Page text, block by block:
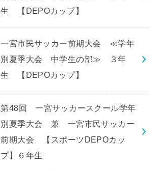
生 【DEPOカップ】
一宮市民サッカー前期大会 ≪学年
別夏季大会 中学生の部≫ ３年
生 【DEPOカップ】
第48回 一宮サッカースクール学年
別夏季大会 兼 一宮市民サッカー
前期大会 【スポーツDEPOカッ
プ】６年生